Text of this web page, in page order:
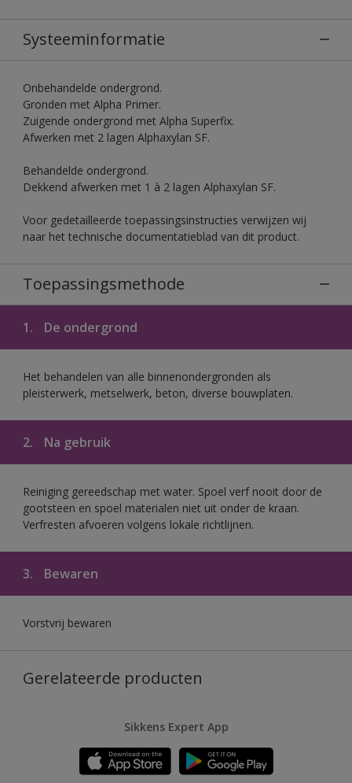
Systeeminformatie
Onbehandelde ondergrond.
Gronden met Alpha Primer.
Zuigende ondergrond met Alpha Superfix.
Afwerken met 2 lagen Alphaxylan SF.
Behandelde ondergrond.
Dekkend afwerken met 1 à 2 lagen Alphaxylan SF.
Voor gedetailleerde toepassingsinstructies verwijzen wij
naar het technische documentatieblad van dit product.
Toepassingsmethode
1. De ondergrond
Het behandelen van alle binnenondergronden als
pleisterwerk, metselwerk, beton, diverse bouwplaten.
2. Na gebruik
Reiniging gereedschap met water. Spoel verf nooit door de
gootsteen en spoel materialen niet uit onder de kraan.
Verfresten afvoeren volgens lokale richtlijnen.
3. Bewaren
Vorstvrij bewaren
Gerelateerde producten
Sikkens Expert App